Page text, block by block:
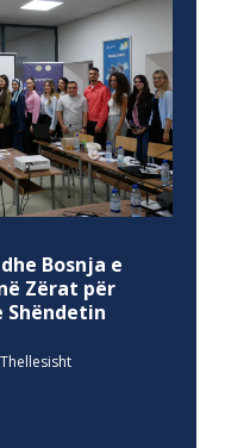
Bosnja e
Zërat për
Shëndetin
Thellesisht